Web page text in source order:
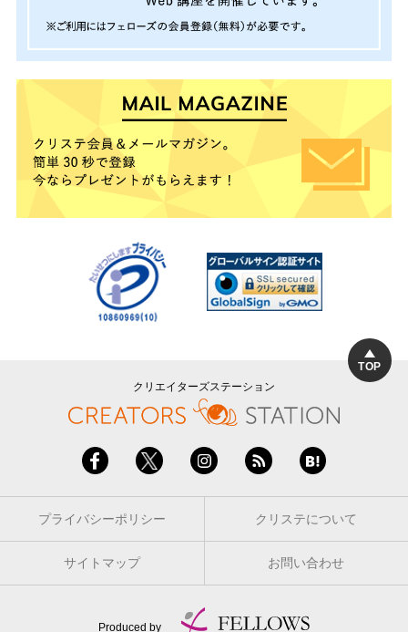
TOP
クリエイターズステーション
プライバシーポリシー クリステについて
サイトマップ お問い合わせ
Produced by